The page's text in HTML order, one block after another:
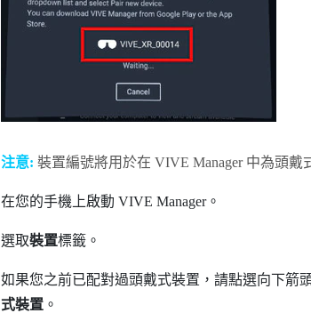
注意: 裝置編號將用於在 VIVE Manager中為頭戴
在您的手機上啟動 VIVE Manager。
選取裝置標籤。
如果您之前已配對過頭戴式裝置，請點選向下箭
式裝置。